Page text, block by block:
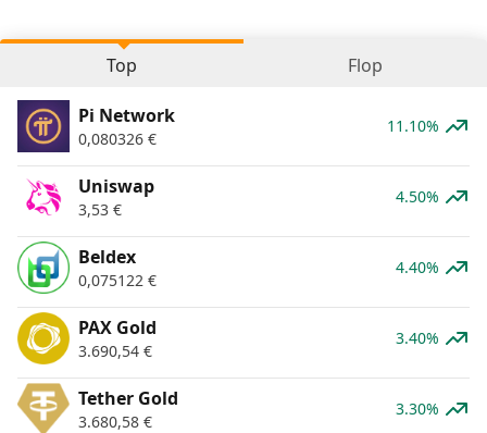
Top Flop
Pi Network
0,080326 €
11.10%
Uniswap
3,53 €
4.50%
Beldex
0,075122 €
4.40%
PAX Gold
3.690,54 €
3.40%
Tether Gold
3.680,58 €
3.30%